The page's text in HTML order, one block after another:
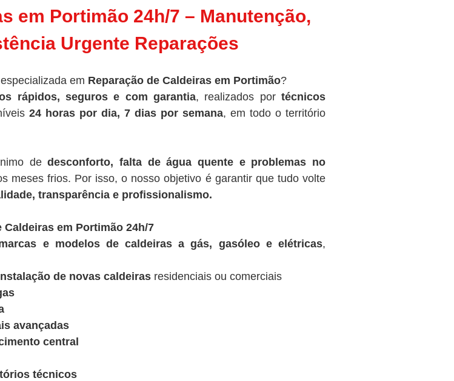
em Portimão 24h/7 – Manutenção,
Urgente Reparações
em Reparação de Caldeiras em Portimão?
rápidos, seguros e com garantia, realizados portécnicos
24 horas por dia, 7 dias por semana, em todo o território
dedesconforto, falta de água quente e problemas no
meses frios. Por isso, o nosso objetivo é garantir que tudo volte
transparência e profissionalismo.
em Portimão 24h/7
e modelos de caldeiras a gás, gasóleo e elétricas,
de novas caldeiras residenciais ou comerciais
avançadas
central
técnicos